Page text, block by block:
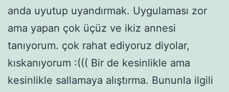
anda uyutup uyandırmak. Uygulaması zor
ama yapan çok üçüz ve ikiz annesi
tanıyorum. çok rahat ediyoruz diyolar,
kıskanıyorum :((( Bir de kesinlikle ama
kesinlikle sallamaya alıştırma. Bununla ilgili